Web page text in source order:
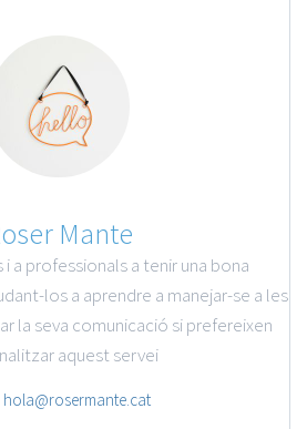
Mante
a professionals a tenir una bona
los a aprendre a manejar-se a les
la seva comunicació si prefereixen
aquest servei
hola@rosermante.cat